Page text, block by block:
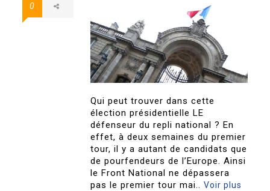
0
Qui peut trouver dans cette
élection présidentielle LE
défenseur du repli national ? En
effet, à deux semaines du premier
tour, il y a autant de candidats que
de pourfendeurs de l’Europe. Ainsi
le Front National ne dépassera
pas le premier tour mai..Voir plus